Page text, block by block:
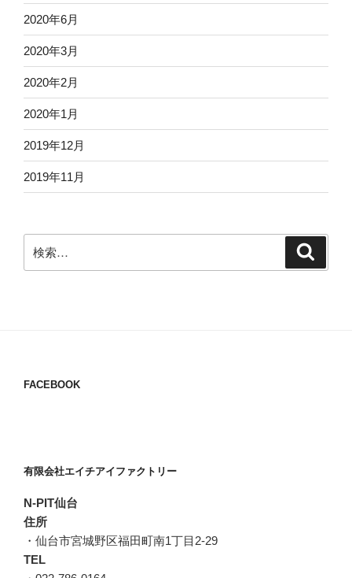
2020年6月
2020年3月
2020年2月
2020年1月
2019年12月
2019年11月
索:
FACEBOOK
有限会社エイチアイファクトリー
N-PIT仙台
住所
・仙台市宮城野区福田町南1丁目2-29
TEL